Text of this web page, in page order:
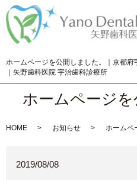
ホームページを公開しました。｜京都
｜矢野歯科医院 宇治歯科診療所
ホームページを
HOME お知らせ ホームペ
2019/08/08